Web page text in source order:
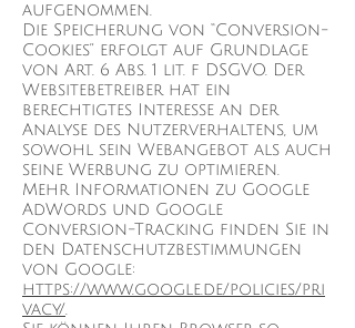
aufgenommen.
Die Speicherung von “Conversion-
Cookies” erfolgt auf Grundlage
von Art. 6 Abs. 1 lit. f DSGVO. Der
Websitebetreiber hat ein
berechtigtes Interesse an der
Analyse des Nutzerverhaltens, um
sowohl sein Webangebot als auch
seine Werbung zu optimieren.
Mehr Informationen zu Google
AdWords und Google
Conversion-Tracking finden Sie in
den Datenschutzbestimmungen
von Google:
https://www.google.de/policies/pri
vacy/